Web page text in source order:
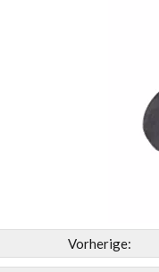
Vorherige: